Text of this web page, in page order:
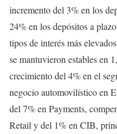
incremento del 3% en los
24% en los depósitos a
tipos de interés más
se mantuvieron estables en
crecimiento del 4% en el
negocio automovilístico en
del 7% en Payments,
Retail y del 1% en CIB,